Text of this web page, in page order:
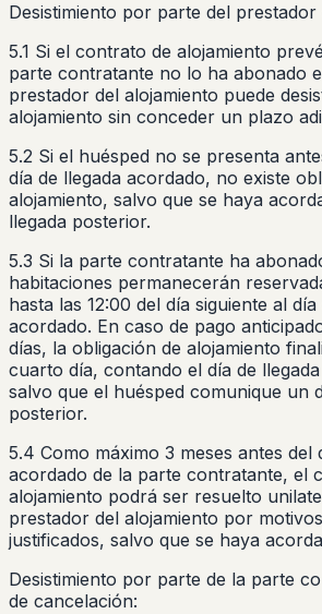
Desistimiento por parte del prestador
5.1 Si el contrato de alojamiento
parte contratante no lo ha abonado
prestador del alojamiento puede
alojamiento sin conceder un plazo
5.2 Si el huésped no se presenta
día de llegada acordado, no existe
alojamiento, salvo que se haya
llegada posterior.
5.3 Si la parte contratante ha
habitaciones permanecerán
hasta las 12:00 del día siguiente al día
acordado. En caso de pago
días, la obligación de alojamiento
cuarto día, contando el día de
salvo que el huésped comunique un
posterior.
5.4 Como máximo 3 meses antes del
acordado de la parte contratante, el
alojamiento podrá ser resuelto
prestador del alojamiento por
justificados, salvo que se haya
Desistimiento por parte de la parte
de cancelación: